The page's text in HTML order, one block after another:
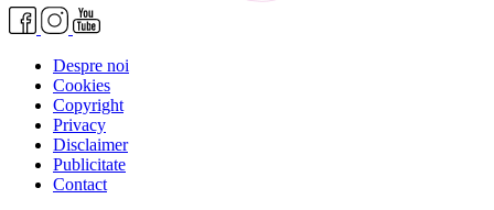
Despre noi
Cookies
Copyright
Privacy
Disclaimer
Publicitate
Contact